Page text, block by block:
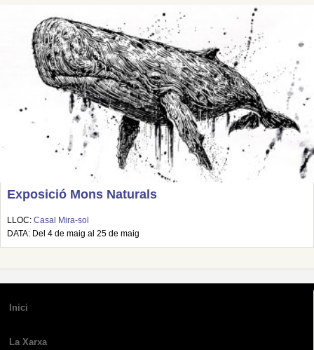
Exposició Mons Naturals
LLOC: Casal Mira-sol
DATA: Del 4 de maig al 25 de maig
Inici
La Xarxa